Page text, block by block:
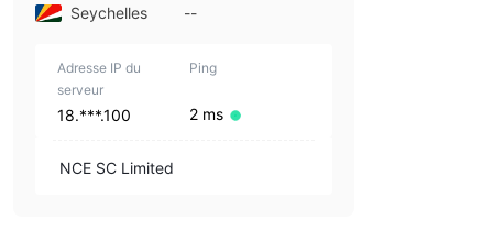
Seychelles --
Adresse IP du
serveur
18.***.100
Ping
2 ms
NCE SC Limited